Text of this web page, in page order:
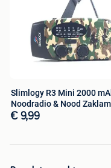
Cloud Time-Shift
zonder op te
NAS-
Slimlogy R3 Mini 2000
Noodradio & Nood
Laadbaa
€ 9,99